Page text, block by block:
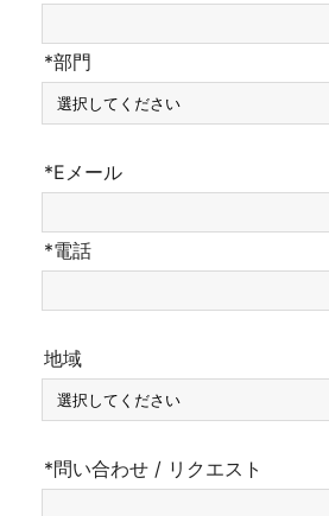
*部門
*Eメール
*電話
地域
*問い合わせ / リクエスト